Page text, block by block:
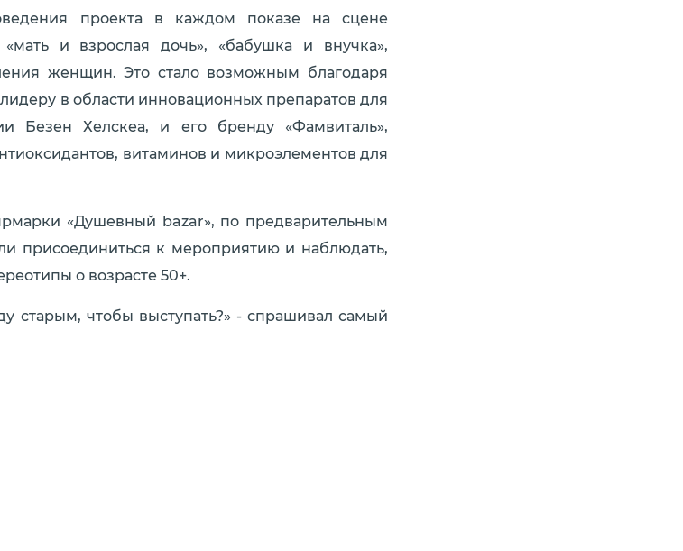
проекта в каждом показе на сцене
и взрослая дочь», «бабушка и внучка»,
женщин. Это стало возможным благодаря
в области инновационных препаратов для
Безен Хелскеа, и его бренду «Фамвиталь»,
витаминов и микроэлементов для
«Душевный bazar», по предварительным
присоединиться к мероприятию и наблюдать,
о возрасте 50+.
старым, чтобы выступать?» - спрашивал самый